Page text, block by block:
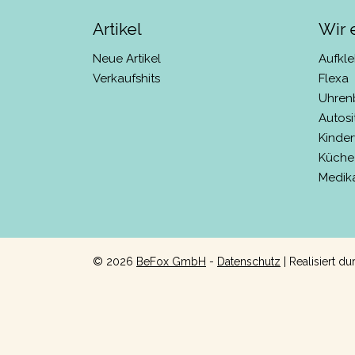
Artikel
Neue Artikel
Verkaufshits
Wir
Flexa
Küche
© 2026 BeFox GmbH - Datenschutz | Realisiert